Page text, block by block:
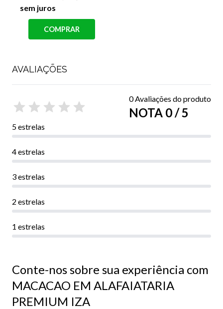
sem juros
COMPRAR
AVALIAÇÕES
0 Avaliações do produto
NOTA 0 / 5
5 estrelas
4 estrelas
3 estrelas
2 estrelas
1 estrelas
Conte-nos sobre sua experiência com
MACACAO EM ALAFAIATARIA
PREMIUM IZA